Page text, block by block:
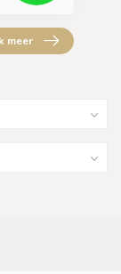
meer